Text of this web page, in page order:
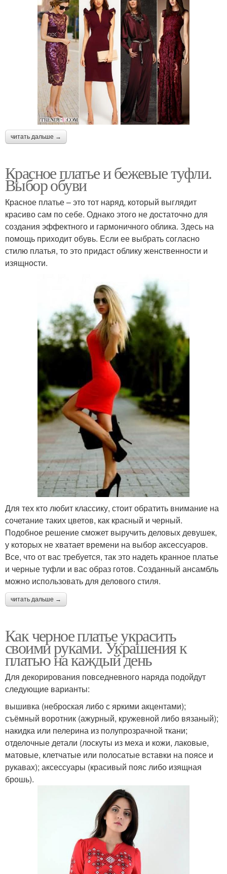
читать дальше →
Красное платье и бежевые туфли.
Выбор обуви
Красное платье – это тот наряд, который выглядит
красиво сам по себе. Однако этого не достаточно для
создания эффектного и гармоничного облика. Здесь на
помощь приходит обувь. Если ее выбрать согласно
стилю платья, то это придаст облику женственности и
изящности.
Для тех кто любит классику, стоит обратить внимание на
сочетание таких цветов, как красный и черный.
Подобное решение сможет выручить деловых девушек,
у которых не хватает времени на выбор аксессуаров.
Все, что от вас требуется, так это надеть кранное платье
и черные туфли и вас образ готов. Созданный ансамбль
можно использовать для делового стиля.
читать дальше →
Как черное платье украсить
своими руками. Украшения к
платью на каждый день
Для декорирования повседневного наряда подойдут
следующие варианты:
вышивка (неброская либо с яркими акцентами);
съёмный воротник (ажурный, кружевной либо вязаный);
накидка или пелерина из полупрозрачной ткани;
отделочные детали (лоскуты из меха и кожи, лаковые,
матовые, клетчатые или полосатые вставки на поясе и
рукавах); аксессуары (красивый пояс либо изящная
брошь).